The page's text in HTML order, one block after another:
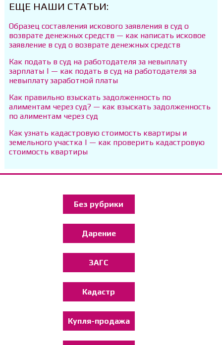
ЕЩЕ НАШИ СТАТЬИ:
Образец составления искового заявления в суд о
возврате денежных средств — как написать исковое
заявление в суд о возврате денежных средств
Как подать в суд на работодателя за невыплату
зарплаты | — как подать в суд на работодателя за
невыплату заработной платы
Как правильно взыскать задолженность по
алиментам через суд? — как взыскать задолженность
по алиментам через суд
Как узнать кадастровую стоимость квартиры и
земельного участка | — как проверить кадастровую
стоимость квартиры
Без рубрики
Дарение
ЗАГС
Кадастр
Купля-продажа